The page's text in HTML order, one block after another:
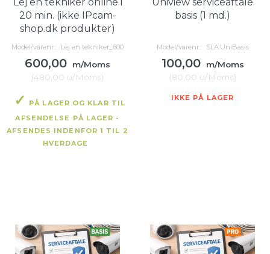
20 min. (ikke IPcam-
shop.dk produkter)
Model/varenr.: Lej en tekniker_600
600,00
m/Moms
(480,00 u/Moms)
PÅ LAGER OG KLAR TIL
AFSENDELSE PÅ LAGER -
AFSENDES INDENFOR 1 TIL 2
HVERDAGE
basis (1 md.)
Model/varenr.: SLA:UniBasis
100,00
m/Moms
(80,00 u/Moms)
IKKE PÅ LAGER